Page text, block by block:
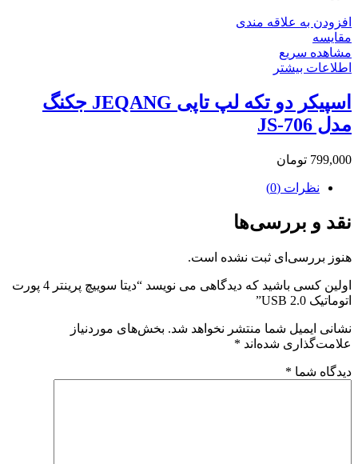
افزودن به علاقه مندی
مقایسه
مشاهده سریع
اطلاعات بیشتر
اسپیکر دو تکه لپ تاپی JEQANG جکنگ
مدل JS-706
799,000 تومان
نظرات (0)
نقد و بررسی‌ها
هنوز بررسی‌ای ثبت نشده است.
اولین کسی باشید که دیدگاهی می نویسد “دیتا سوییچ پرینتر 4 پورت
اتوماتیک USB 2.0”
نشانی ایمیل شما منتشر نخواهد شد. بخش‌های موردنیاز
علامت‌گذاری شده‌اند *
دیدگاه شما *